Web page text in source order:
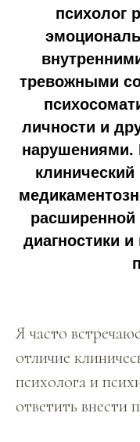
психолог
тревожными
личности и
нарушениями.
клинический
расширенной
диагностики
Я часто
отличие
психолога и
ответить внести